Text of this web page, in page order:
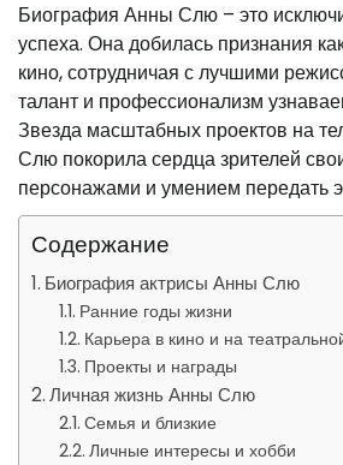
Биография Анны Слю – это
успеха. Она добилась признания
кино, сотрудничая с лучшими
талант и профессионализм
Звезда масштабных проектов на
Слю покорила сердца зрителей
персонажами и умением передать
Содержание
Биография актрисы Анны Слю
Ранние годы жизни
Карьера в кино и на
Проекты и награды
Личная жизнь Анны Слю
Семья и близкие
Личные интересы и хобби